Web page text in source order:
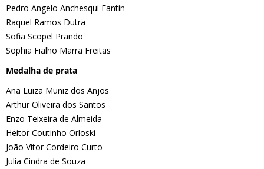
Pedro Angelo Anchesqui Fantin
Raquel Ramos Dutra
Sofia Scopel Prando
Sophia Fialho Marra Freitas
Medalha de prata
Ana Luiza Muniz dos Anjos
Arthur Oliveira dos Santos
Enzo Teixeira de Almeida
Heitor Coutinho Orloski
João Vitor Cordeiro Curto
Julia Cindra de Souza